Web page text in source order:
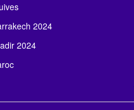
2024
2024